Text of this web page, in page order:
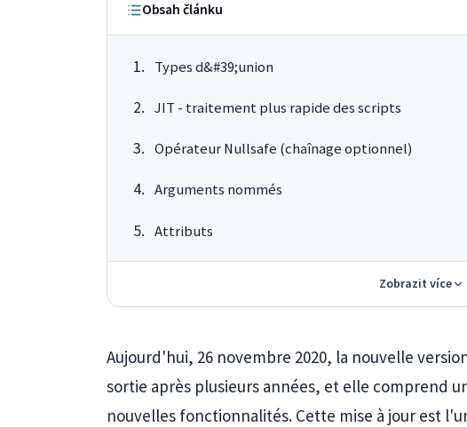
Obsah článku
Types d&#39;union
JIT - traitement plus rapide des scripts
Opérateur Nullsafe (chaînage optionnel)
Arguments nommés
Attributs
Zobrazit více
Aujourd'hui, 26 novembre 2020, la nouvelle
sortie après plusieurs années, et elle comprend
nouvelles fonctionnalités. Cette mise à jour est